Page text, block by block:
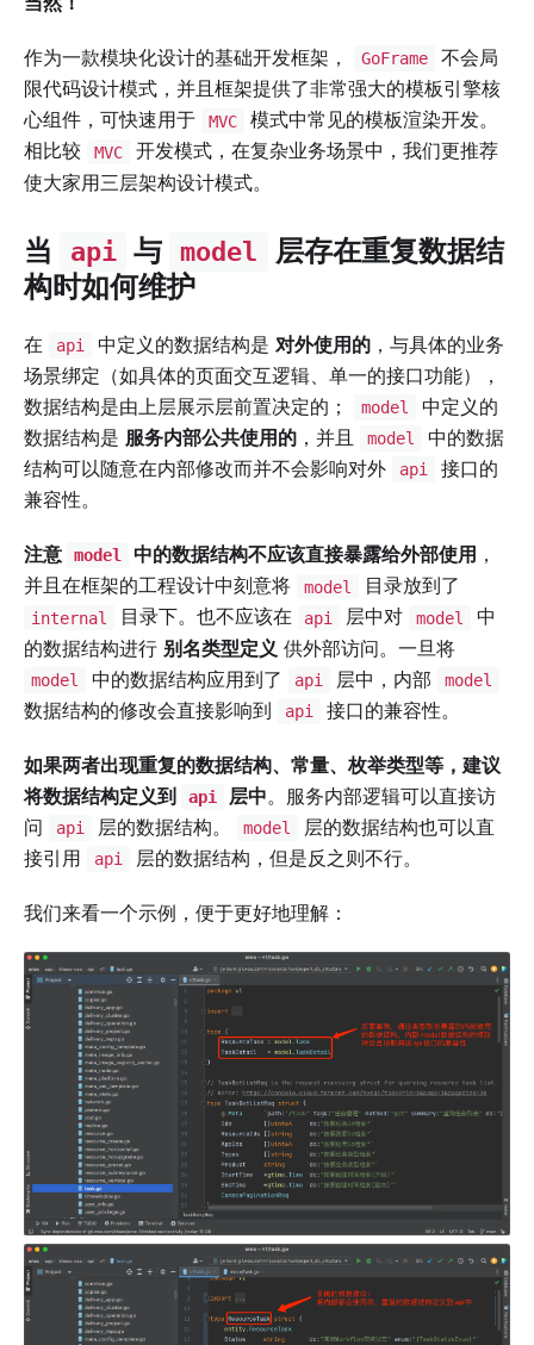
作为一款模块化设计的基础开发框架， GoFrame
不会局
限代码设计模式，并且框架提供了非常强大的模板引擎核
心组件，可快速用于
MVC
模式中常见的模板渲染开发。
相比较
MVC
开发模式，在复杂业务场景中，我们更推荐
使大家用三层架构设计模式。
当 api 与 model
层存在重复数据结
构时如何维护
在 api 中定义的数据结构是 对外使用的，与具体的业务
场景绑定（如具体的页面交互逻辑、单一的接口功能），
数据结构是由上层展示层前置决定的；
model
中定义的
数据结构是 服务内部公共使用的 ，并且 model
中的数据
结构可以随意在内部修改而并不会影响对外
api
接口的
兼容性。
注意 model 中的数据结构不应该直接暴露给外部使用 ，
并且在框架的工程设计中刻意将
model 目录放到了
internal 目录下。也不应该在 api 层中对 model
中
的数据结构进行 别名类型定义 供外部访问。一旦将
model 中的数据结构应用到了 api 层中，内部 model
数据结构的修改会直接影响到 api 接口的兼容性。
如果两者出现重复的数据结构、常量、枚举类型等，建议
将数据结构定义到
api 层中。服务内部逻辑可以直接访
问
api 层的数据结构。 model
层的数据结构也可以直
接引用
api 层的数据结构，但是反之则不行。
我们来看一个示例，便于更好地理解：